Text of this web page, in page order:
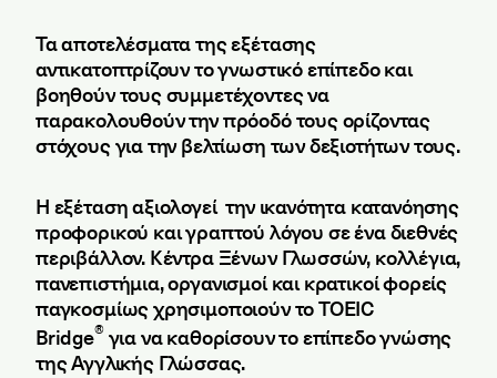
Τα αποτελέσματα της εξέτασης
αντικατοπτρίζουν το γνωστικό επίπεδο και
βοηθούν τους συμμετέχοντες να
παρακολουθούν την πρόοδό τους ορίζοντας
στόχους για την βελτίωση των δεξιοτήτων τους.
Η εξέταση αξιολογεί την ικανότητα κατανόησης
προφορικού και γραπτού λόγου σε ένα διεθνές
περιβάλλον. Κέντρα Ξένων Γλωσσών, κολλέγια,
πανεπιστήμια, οργανισμοί και κρατικοί φορείς
παγκοσμίως χρησιμοποιούν το TOEIC
Bridge®για να καθορίσουν το επίπεδο γνώσης
της Αγγλικής Γλώσσας.